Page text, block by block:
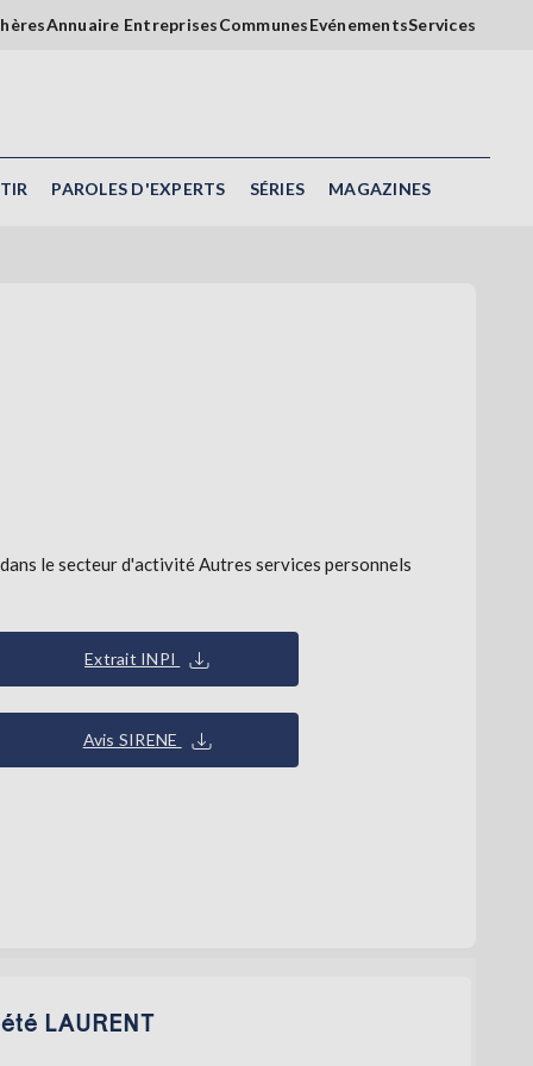
Annuaire EntreprisesCommunesEvénementsServices
PAROLES D'EXPERTS SÉRIES MAGAZINES
le secteur d'activité Autres services personnels
Extrait INPI
Avis SIRENE
LAURENT